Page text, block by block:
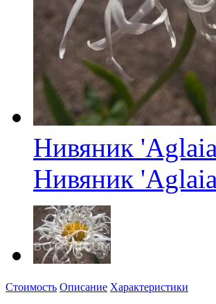
Нивяник
Нивяник
Стоимость Описание Характеристики